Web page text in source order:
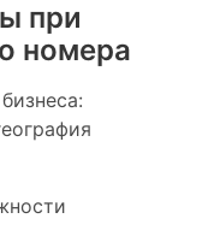
при
номера